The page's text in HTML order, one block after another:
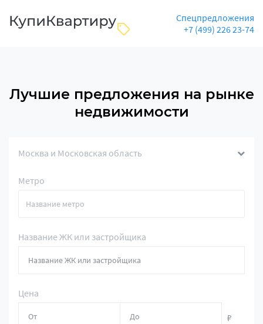
Спецпредложения
+7 (499) 226 23-74
Лучшие предложения на рынке
недвижимости
Москва и Московская область
Метро
Название ЖК или застройщика
Цена
₽